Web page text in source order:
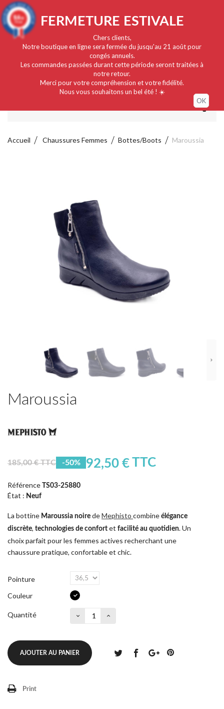
Français
FERMETURE ESTIVALE
Chers clients,
Notre boutique en ligne sera fermée du jusqu'au 21 août pour
congés annuels.
Les commandes passées durant cette période seront traitées à
notre retour.
Merci pour votre compréhension et votre fidélité.
Nous vous souhaitons un bel été ! ☀️
OK
Accueil Chaussures Femmes Bottes/Boots Maroussia
Maroussia
185,00 € TTC -50% 92,50 €TTC
Référence TS03-25880
État : Neuf
La bottine Maroussia noire deMephisto combine élégance
discrète, technologies de confort et facilité au quotidien. Un
choix parfait pour les femmes actives recherchant une
chaussure pratique, confortable et chic.
Pointure
Couleur
Quantité
AJOUTER AU PANIER
Print
9.4/10